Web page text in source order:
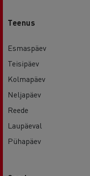
Teenus
Esmaspäev
Teisipäev
Kolmapäev
Neljapäev
Reede
Laupäeval
Pühapäev